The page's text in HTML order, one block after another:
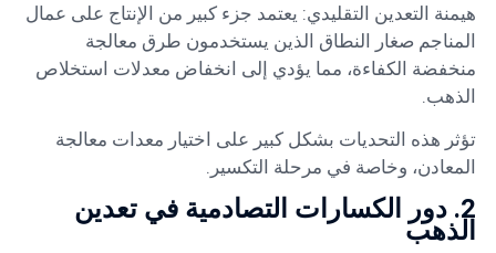
هيمنة التعدين التقليدي: يعتمد جزء كبير من الإنتاج على عمال
المناجم صغار النطاق الذين يستخدمون طرق معالجة
منخفضة الكفاءة، مما يؤدي إلى انخفاض معدلات استخلاص
الذهب.
تؤثر هذه التحديات بشكل كبير على اختيار معدات معالجة
المعادن، وخاصة في مرحلة التكسير.
2. دور الكسارات التصادمية في تعدين
الذهب